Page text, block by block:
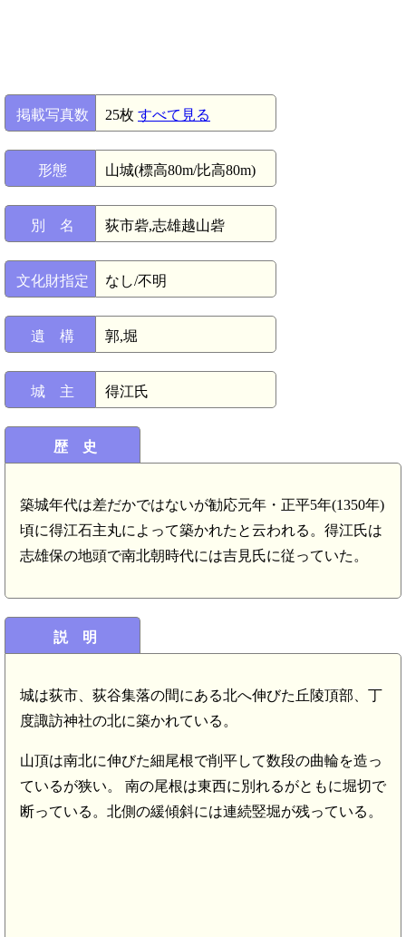
掲載写真数 25枚 すべて見る
形態 山城(標高80m/比高80m)
別 名 荻市砦,志雄越山砦
文化財指定 なし/不明
遺 構 郭,堀
城 主 得江氏
歴 史
築城年代は差だかではないが勧応元年・正平5年(1350年)
頃に得江石主丸によって築かれたと云われる。得江氏は
志雄保の地頭で南北朝時代には吉見氏に従っていた。
説 明
城は荻市、荻谷集落の間にある北へ伸びた丘陵頂部、丁
度諏訪神社の北に築かれている。
山頂は南北に伸びた細尾根で削平して数段の曲輪を造っ
ているが狭い。 南の尾根は東西に別れるがともに堀切で
断っている。北側の緩傾斜には連続竪堀が残っている。